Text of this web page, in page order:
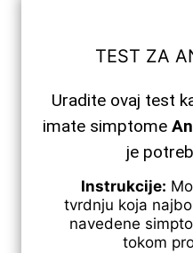
TEST ZA
Uradite ovaj test
imate simptome
je
Instrukcije:
tvrdnju koja
navedene
tokom